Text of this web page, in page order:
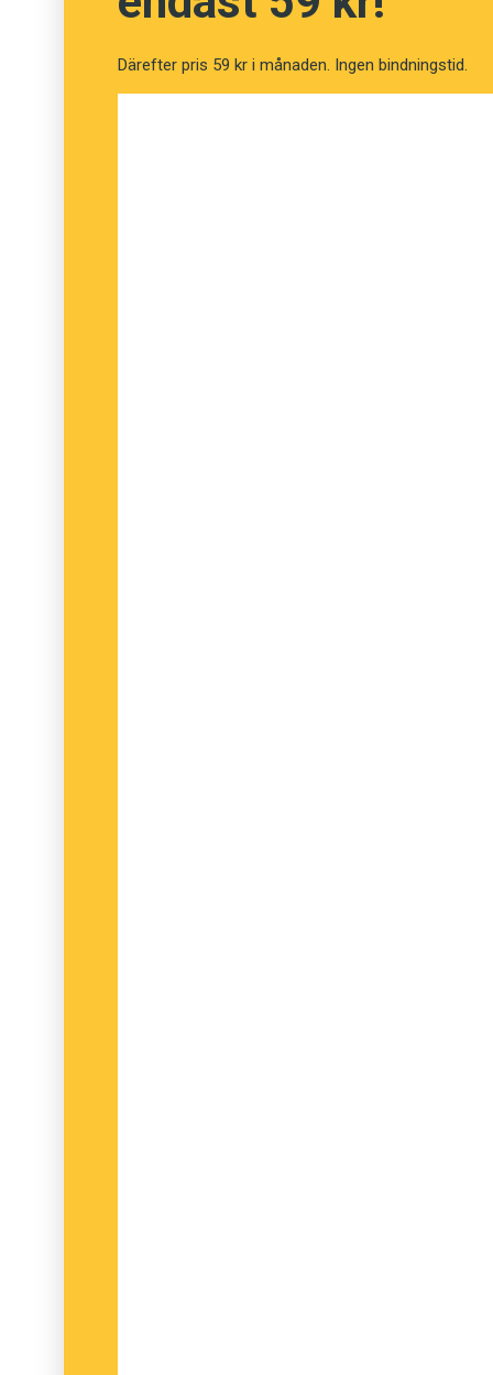
ser vi det kanske som en missuppfattning
framtiden utvisa. BådeSvenska Akademiens
Därefter pris 59 kr i månaden. Ingen bindningstid.